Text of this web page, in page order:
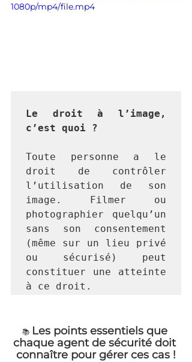
1080p/mp4/file.mp4
Le droit à l’image,
c’est quoi ?
Toute personne a le
droit de contrôler
l’utilisation de son
image. Filmer ou
photographier quelqu’un
sans son consentement
(même sur un lieu privé
ou sécurisé) peut
constituer une atteinte
📚 Les points essentiels que
chaque agent de sécurité doit
connaître pour gérer ces cas !